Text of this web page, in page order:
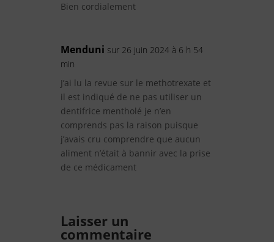
Bien cordialement
Menduni sur 26 juin 2024 à 6 h 54
min
J’ai lu la revue sur le methotrexate et
il est indiqué de ne pas utiliser un
dentifrice mentholé je n’en
comprends pas la raison puisque
j’avais cru comprendre que aucun
aliment n’était à bannir avec la prise
de ce médicament
Laisser un
commentaire